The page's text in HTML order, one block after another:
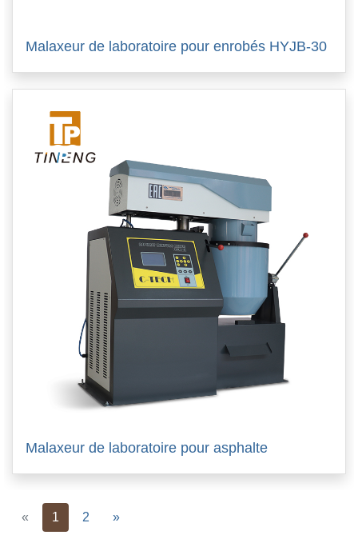
Malaxeur de laboratoire pour enrobés HYJB-30
Malaxeur de laboratoire pour asphalte
« Previous
1 2 »Next